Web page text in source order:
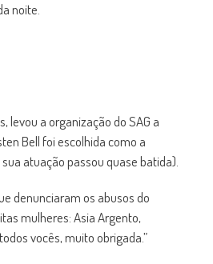
noite.
levou a organização do SAG a
Bell foi escolhida como a
atuação passou quase batida).
denunciaram os abusos do
mulheres: Asia Argento,
vocês, muito obrigada.”